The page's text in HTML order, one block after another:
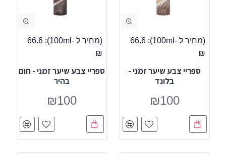
(מחיר ל -100ml):
66.6
₪
ספריי צבע שיער זמני -
בלונד
₪100
(מחיר ל -100ml):
66.6
₪
ספריי צבע שיער זמני - חום
בהיר
₪100